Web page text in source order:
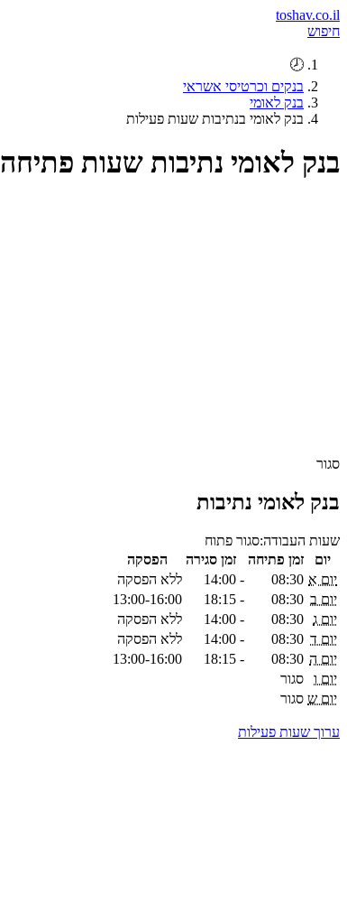
toshav.co.il
חיפוש
🕗
בנקים וכרטיסי אשראי
בנק לאומי
בנק לאומי בנתיבות שעות פעילות
בנק לאומי נתיבות שעות פתיחה
סגור
בנק לאומי נתיבות
שעות העבודה:סגור פתוח
יום
זמן פתיחה זמן סגירה
הפסקה
יום א 08:30
-
14:00
ללא הפסקה
יום ב 08:30
-
18:15
13:00-16:00
יום ג 08:30
-
14:00
ללא הפסקה
יום ד 08:30
-
14:00
ללא הפסקה
יום ה 08:30
-
18:15
13:00-16:00
יום ו
סגור
יום ש סגור
ערוך שעות פעילות